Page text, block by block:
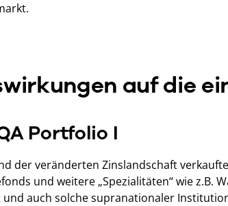
auf die
Portfolio I
der veränderten Zinslandschaft
und weitere „Spezialitäten“ wie z.B.
und auch solche supranationaler